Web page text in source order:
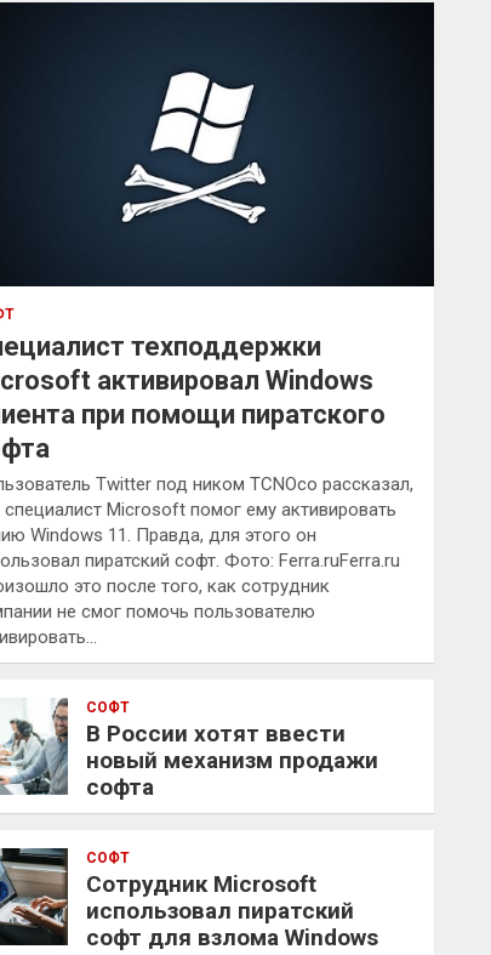
техподдержки
активировал Windows
при помощи пиратского
Twitter под ником TCNOco рассказал,
специалист Microsoft помог ему активировать
Windows 11. Правда, для этого он
пиратский софт. Фото: Ferra.ruFerra.ru
это после того, как сотрудник
не смог помочь пользователю
СОФТ
В России хотят ввести
новый механизм продажи
софта
СОФТ
Сотрудник Microsoft
использовал пиратский
софт для взлома Windows